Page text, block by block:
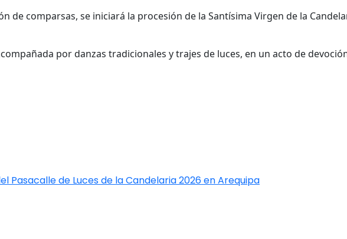
de comparsas, se iniciará la procesión de la Santísima Virgen de la
por danzas tradicionales y trajes de luces, en un acto de
Pasacalle de Luces de la Candelaria 2026 en Arequipa